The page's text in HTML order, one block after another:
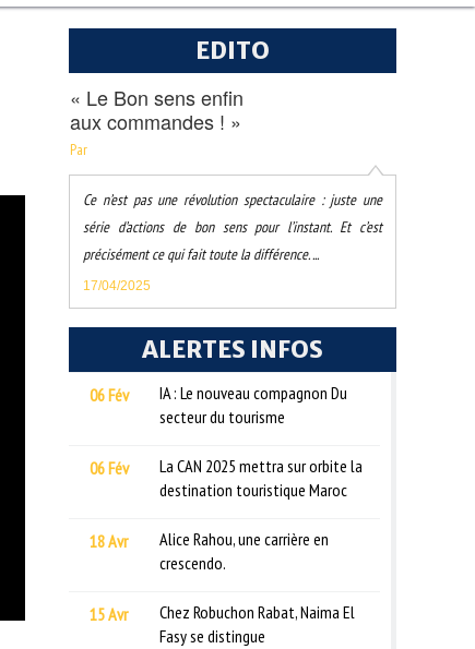
EDITO
« Le Bon sens enfin
aux commandes ! »
Par
Ce n’est pas une révolution spectaculaire : juste une
série d’actions de bon sens pour l’instant. Et c’est
précisément ce qui fait toute la différence. ...
17/04/2025
ALERTES INFOS
06 Fév
IA : Le nouveau compagnon Du
secteur du tourisme
06 Fév
La CAN 2025 mettra sur orbite la
destination touristique Maroc
18 Avr
Alice Rahou, une carrière en
crescendo.
15 Avr
Chez Robuchon Rabat, Naima El
Fasy se distingue